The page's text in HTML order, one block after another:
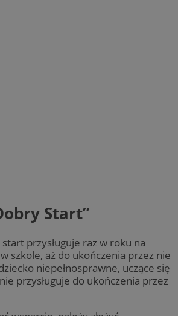
Start”
przysługuje raz w roku na
szkole, aż do ukończenia przez nie
niepełnosprawne, uczące się
przysługuje do ukończenia przez